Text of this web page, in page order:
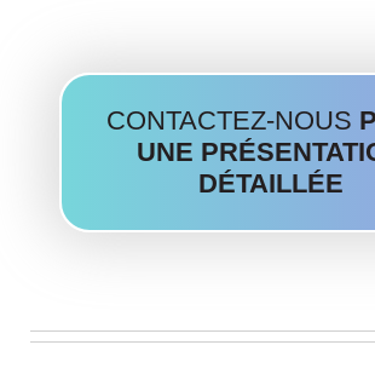
CONTACTEZ-NOUS
UNE
DÉTAILLÉE